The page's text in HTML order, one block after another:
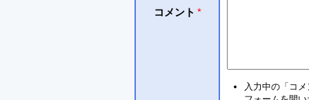
コメント *
入力中の「コ